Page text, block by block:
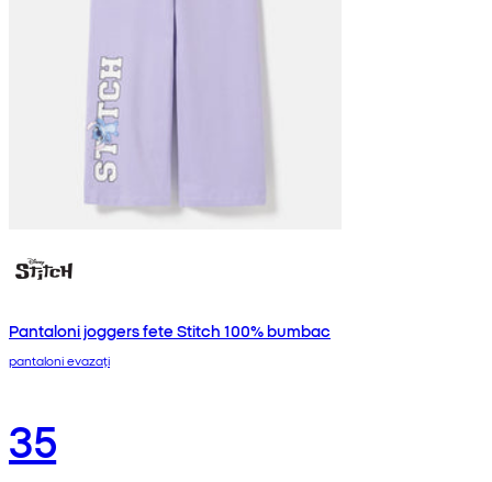
Pantaloni joggers fete Stitch 100% bumbac
pantaloni evazați
35